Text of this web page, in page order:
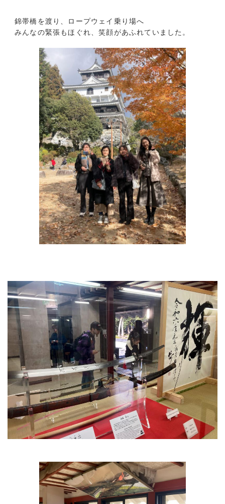
錦帯橋を渡り、ロープウェイ乗り場へ
みんなの緊張もほぐれ、笑顔があふれていました。